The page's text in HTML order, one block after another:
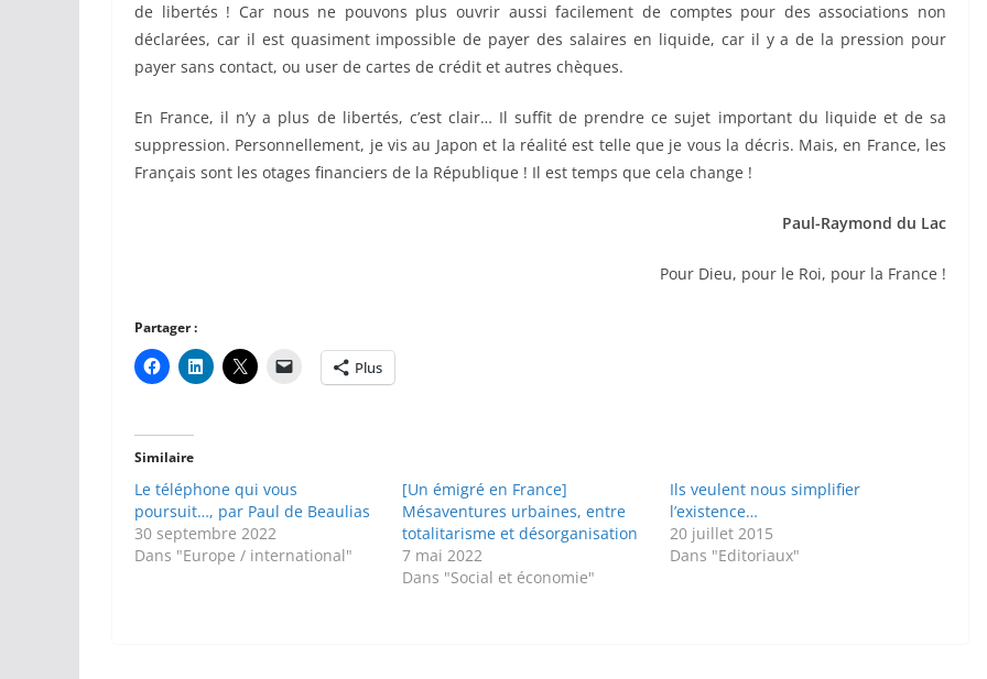
de libertés ! Car nous ne pouvons plus ouvrir aussi facilement de comptes pour des associations non
déclarées, car il est quasiment impossible de payer des salaires en liquide, car il y a de la pression pour
payer sans contact, ou user de cartes de crédit et autres chèques.
En France, il n’y a plus de libertés, c’est clair… Il suffit de prendre ce sujet important du liquide et de sa
suppression. Personnellement, je vis au Japon et la réalité est telle que je vous la décris. Mais, en France, les
Français sont les otages financiers de la République ! Il est temps que cela change !
Paul-Raymond du Lac
Pour Dieu, pour le Roi, pour la France !
Partager :
Plus
Similaire
Le téléphone qui vous
poursuit…, par Paul de Beaulias
30 septembre 2022
Dans "Europe / international"
[Un émigré en France]
Mésaventures urbaines, entre
totalitarisme et désorganisation
7 mai 2022
Dans "Social et économie"
Ils veulent nous simplifier
l’existence…
20 juillet 2015
Dans "Editoriaux"